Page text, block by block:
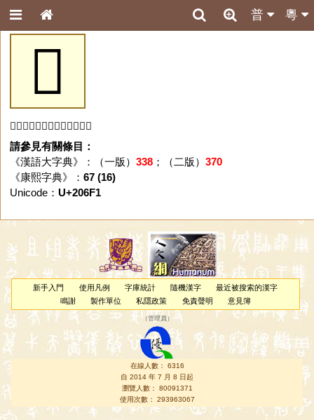
粵
普
𠛱
「𠛱」字未收錄於本資料庫。
請參見有關條目：
《漢語大字典》：（一版） 338；（二版） 370
《康熙字典》： 67 (16)
Unicode： U+206F1
新手入門 使用凡例 字庫統計 隨機漢字
最近被搜索的漢字
鳴謝
製作單位 私隱政策 免責聲明 意見簿
（管理員 ）
在線人數： 6316
自 2014 年 7 月 8 日起
瀏覽人數： 80091371
使用次數： 293963067